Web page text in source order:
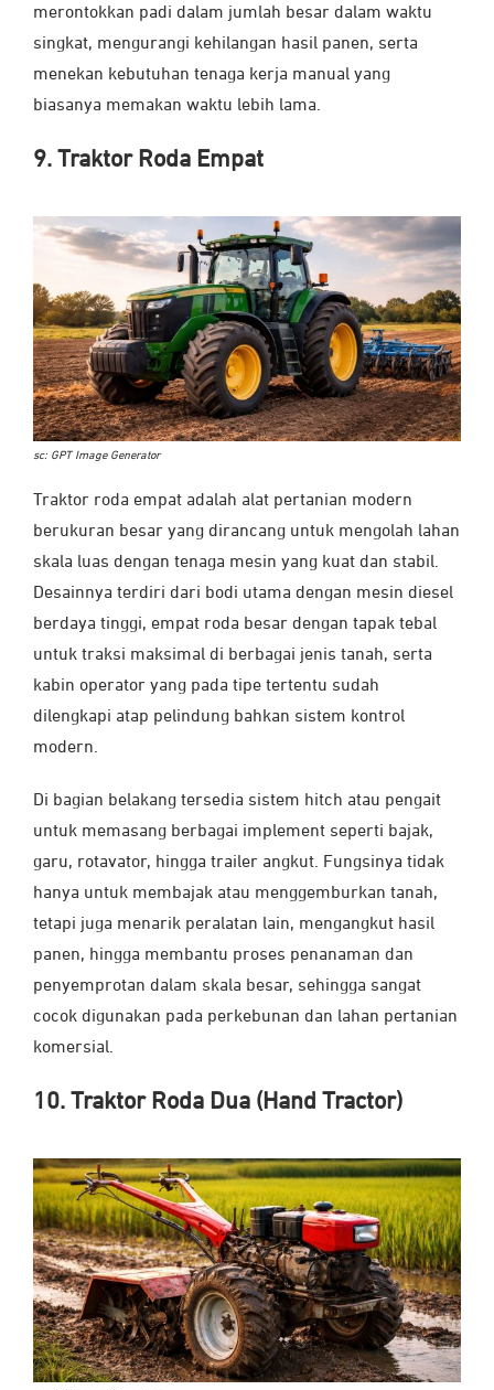
merontokkan padi dalam jumlah besar dalam waktu
singkat, mengurangi kehilangan hasil panen, serta
menekan kebutuhan tenaga kerja manual yang
biasanya memakan waktu lebih lama.
9. Traktor Roda Empat
sc: GPT Image Generator
Traktor roda empat adalah alat pertanian modern
berukuran besar yang dirancang untuk mengolah lahan
skala luas dengan tenaga mesin yang kuat dan stabil.
Desainnya terdiri dari bodi utama dengan mesin diesel
berdaya tinggi, empat roda besar dengan tapak tebal
untuk traksi maksimal di berbagai jenis tanah, serta
kabin operator yang pada tipe tertentu sudah
dilengkapi atap pelindung bahkan sistem kontrol
modern.
Di bagian belakang tersedia sistem hitch atau pengait
untuk memasang berbagai implement seperti bajak,
garu, rotavator, hingga trailer angkut. Fungsinya tidak
hanya untuk membajak atau menggemburkan tanah,
tetapi juga menarik peralatan lain, mengangkut hasil
panen, hingga membantu proses penanaman dan
penyemprotan dalam skala besar, sehingga sangat
cocok digunakan pada perkebunan dan lahan pertanian
komersial.
10. Traktor Roda Dua (Hand Tractor)